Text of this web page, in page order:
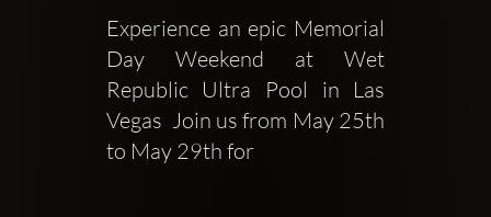
Experience an epic Memorial
Day Weekend at Wet
Republic Ultra Pool in Las
Vegas  Join us from May 25th
to May 29th for